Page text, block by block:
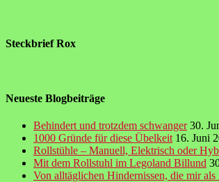
Steckbrief Rox
Neueste Blogbeiträge
Behindert und trotzdem schwanger 30.
1000 Gründe für diese Übelkeit 16. Juni
Rollstühle – Manuell, Elektrisch oder
Mit dem Rollstuhl im Legoland Billund
Von alltäglichen Hindernissen, die mir